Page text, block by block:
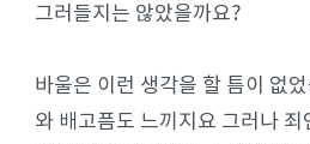
그러들지는 않았을까요?
바울은 이런 생각을 할 틈이 없
와 배고픔도 느끼지요 그러나